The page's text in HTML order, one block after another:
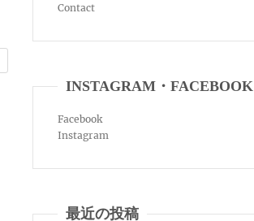
Contact
INSTAGRAM・FACEBOOK
Facebook
Instagram
最近の投稿